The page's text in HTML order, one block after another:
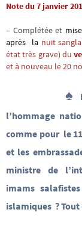
Note du 7 janvier
– Complétée et
après la nuit
état très grave) du
et à nouveau le 20
♠
l’hommage
comme pour le
et les
ministre de
imams
islamiques ? Tout